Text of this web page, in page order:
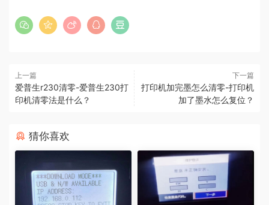
上一篇
爱普生r230清零-爱普生230打
印机清零法是什么？
下一篇
打印机加完墨怎么清零-打印机
加了墨水怎么复位？
猜你喜欢